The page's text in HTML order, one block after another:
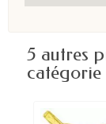
5 autres
catégorie